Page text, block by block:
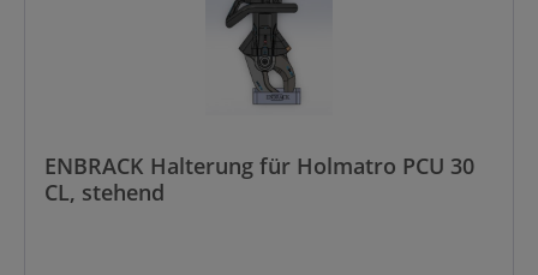
ENBRACK Halterung für Holmatro PCU 30
CL, stehend